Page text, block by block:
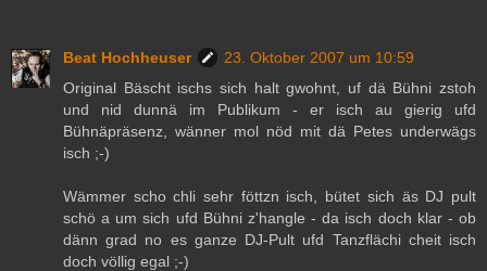
Beat Hochheuser
23. Oktober 2007 um 10:59
Original Bäscht ischs sich halt gwohnt, uf dä Bühni zstoh
und nid dunnä im Publikum - er isch au gierig ufd
Bühnäpräsenz, wänner mol nöd mit dä Petes underwägs
isch ;-)
Wämmer scho chli sehr föttzn isch, bütet sich äs DJ pult
schö a um sich ufd Bühni z'hangle - da isch doch klar - ob
dänn grad no es ganze DJ-Pult ufd Tanzflächi cheit isch
doch völlig egal ;-)